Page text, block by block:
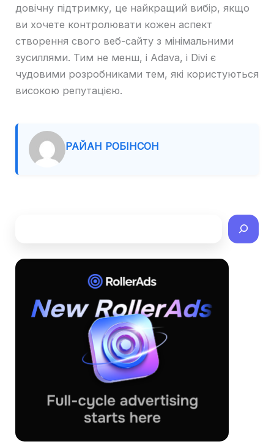
довічну підтримку, це найкращий вибір, якщо
ви хочете контролювати кожен аспект
створення свого веб-сайту з мінімальними
зусиллями. Тим не менш, і Adava, і Divi є
чудовими розробниками тем, які користуються
високою репутацією.
РАЙАН РОБІНСОН